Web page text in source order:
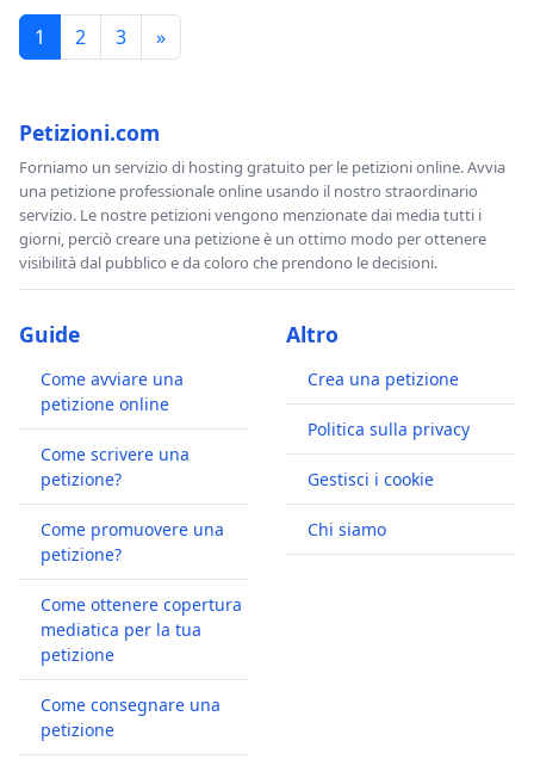
1 2 3 »
Petizioni.com
Forniamo un servizio di hosting gratuito per le petizioni online. Avvia
una petizione professionale online usando il nostro straordinario
servizio. Le nostre petizioni vengono menzionate dai media tutti i
giorni, perciò creare una petizione è un ottimo modo per ottenere
visibilità dal pubblico e da coloro che prendono le decisioni.
Guide
Come avviare una
petizione online
Come scrivere una
petizione?
Come promuovere una
petizione?
Come ottenere copertura
mediatica per la tua
petizione
Come consegnare una
petizione
Altro
Crea una petizione
Politica sulla privacy
Gestisci i cookie
Chi siamo